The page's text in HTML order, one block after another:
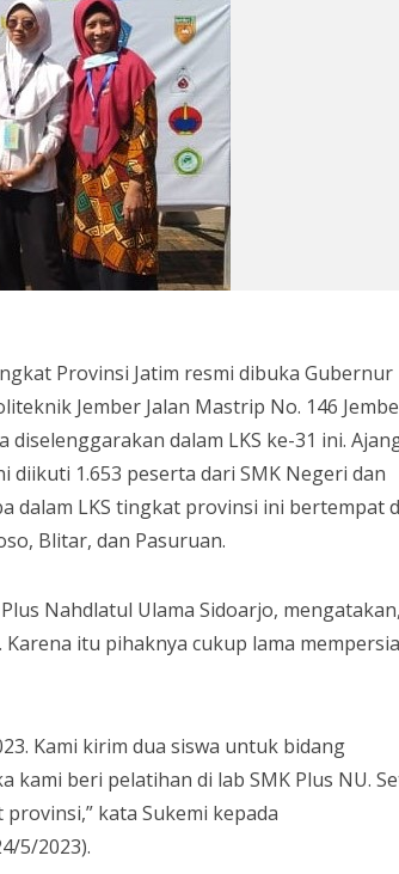
Provinsi Jatim resmi dibuka Gubernur
Jember Jalan Mastrip No. 146
diselenggarakan dalam LKS ke-31 ini.
diikuti 1.653 peserta dari SMK Negeri dan
dalam LKS tingkat provinsi ini bertempat
Blitar, dan Pasuruan.
Nahdlatul Ulama Sidoarjo, mengatakan,
itu pihaknya cukup lama
Kami kirim dua siswa untuk bidang
beri pelatihan di lab SMK Plus NU.
kata Sukemi kepada
5/2023).